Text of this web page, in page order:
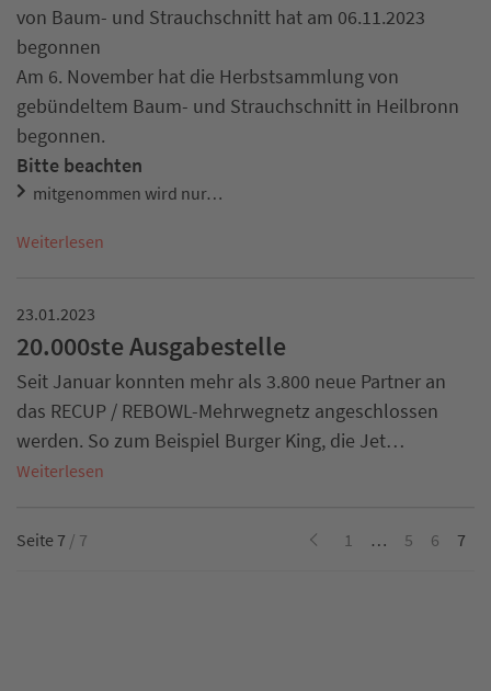
von Baum- und Strauchschnitt hat am 06.11.2023
begonnen
Am 6. November hat die Herbstsammlung von
gebündeltem Baum- und Strauchschnitt in Heilbronn
begonnen.
Bitte beachten
mitgenommen wird nur…
Weiterlesen
23.01.2023
20.000ste Ausgabestelle
Seit Januar konnten mehr als 3.800 neue Partner an
das RECUP / REBOWL-Mehrwegnetz angeschlossen
werden. So zum Beispiel Burger King, die Jet…
Weiterlesen
Seite 7 / 7 1 … 5 6 7